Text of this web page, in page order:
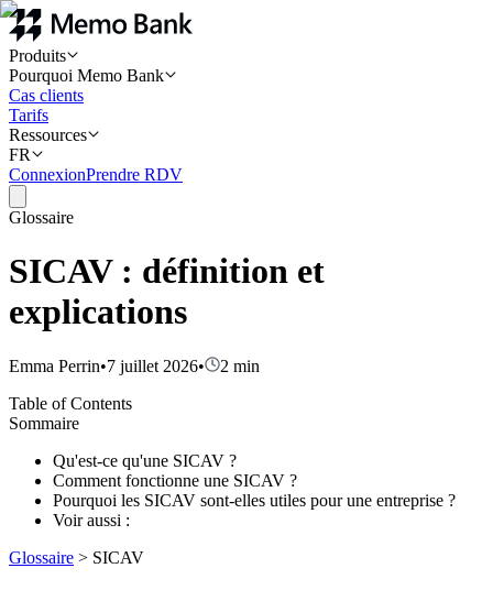
Produits
Pourquoi Memo Bank
Cas clients
Tarifs
Ressources
FR
ConnexionPrendre RDV
Glossaire
SICAV : définition et
explications
Emma Perrin•7 juillet 2026• 2 min
Table of Contents
Sommaire
Qu'est-ce qu'une SICAV ?
Comment fonctionne une SICAV ?
Pourquoi les SICAV sont-elles utiles pour une entreprise ?
Voir aussi :
Glossaire > SICAV